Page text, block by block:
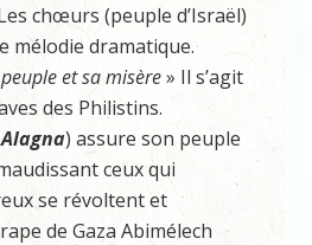
chœurs (peuple d’Israël)
mélodie dramatique.
et sa misère» Il s’agit
des Philistins.
) assure son peuple
ceux qui
se révoltent et
de Gaza Abimélech